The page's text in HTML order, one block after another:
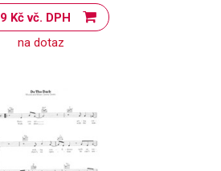
799 Kč vč. DPH
na dotaz